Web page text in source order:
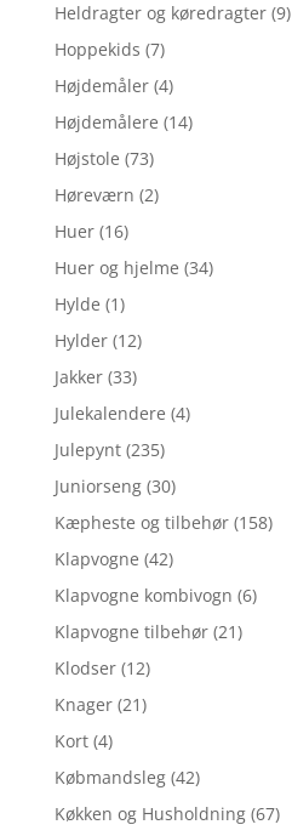
Heldragter og køredragter (9)
Hoppekids (7)
Højdemåler (4)
Højdemålere (14)
Højstole (73)
Høreværn (2)
Huer (16)
Huer og hjelme (34)
Hylde (1)
Hylder (12)
Jakker (33)
Julekalendere (4)
Julepynt (235)
Juniorseng (30)
Kæpheste og tilbehør (158)
Klapvogne (42)
Klapvogne kombivogn (6)
Klapvogne tilbehør (21)
Klodser (12)
Knager (21)
Kort (4)
Købmandsleg (42)
Køkken og Husholdning (67)